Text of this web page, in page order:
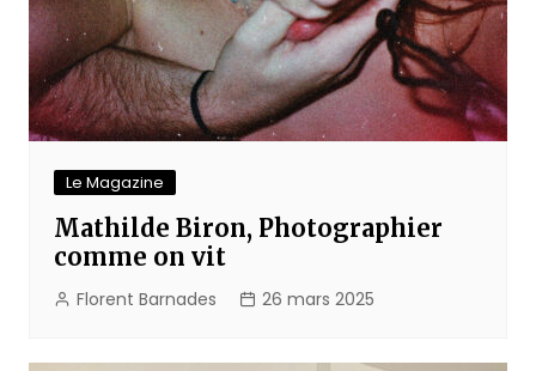
Le Magazine
Mathilde Biron, Photographier
comme on vit
Florent Barnades 26 mars 2025